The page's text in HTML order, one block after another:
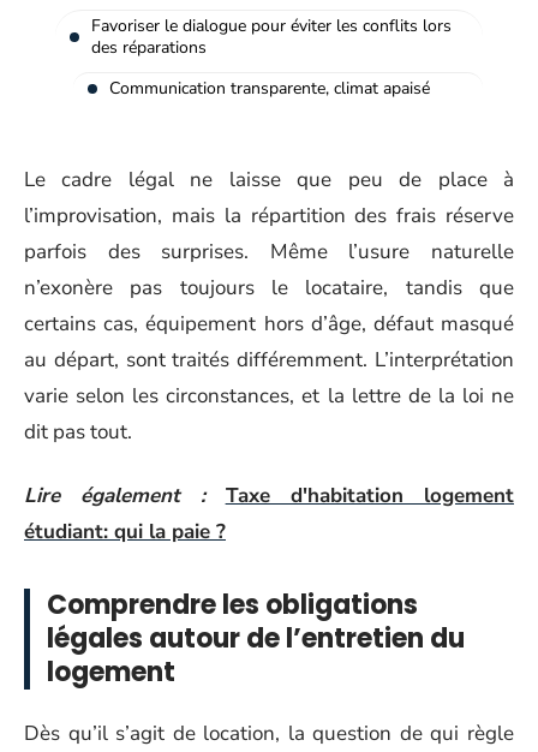
Favoriser le dialogue pour éviter les conflits lors
des réparations
Communication transparente, climat apaisé
Le cadre légal ne laisse que peu de place à
l’improvisation, mais la répartition des frais réserve
parfois des surprises. Même l’usure naturelle
n’exonère pas toujours le locataire, tandis que
certains cas, équipement hors d’âge, défaut masqué
au départ, sont traités différemment. L’interprétation
varie selon les circonstances, et la lettre de la loi ne
dit pas tout.
Lire également :
Taxe d'habitation logement
étudiant: qui la paie ?
Comprendre les obligations
légales autour de l’entretien du
logement
Dès qu’il s’agit de location, la question de qui règle